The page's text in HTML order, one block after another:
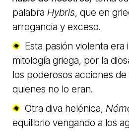
palabra Hybris, que en
arrogancia y exceso.
Esta pasión violenta era
mitología griega, por la
los poderosos acciones
quienes no lo eran.
Otra diva helénica,
equilibrio vengando a los